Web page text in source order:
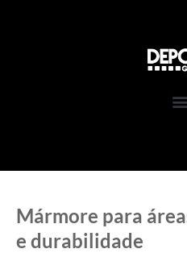
Mármore para
e durabilidade